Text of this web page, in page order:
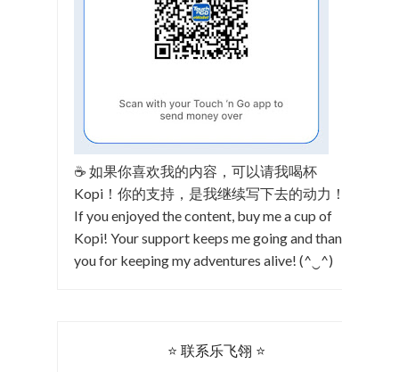
☕ 如果你喜欢我的内容，可以请我喝杯
Kopi！你的支持，是我继续写下去的动力！
If you enjoyed the content, buy me a cup of
Kopi! Your support keeps me going and thank
you for keeping my adventures alive! (^‿^)
⭐ 联系乐飞翎 ⭐